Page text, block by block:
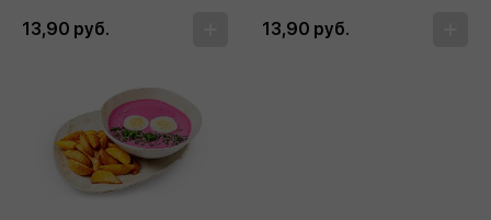
13,90 руб. 13,90 руб.